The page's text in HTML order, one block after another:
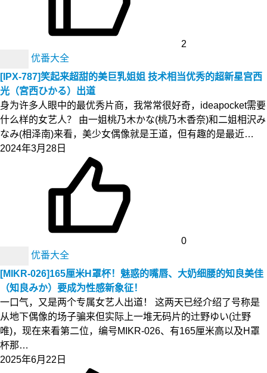
2
优番大全
[IPX-787]笑起来超甜的美巨乳姐姐 技术相当优秀的超新星宫西
光（宮西ひかる）出道
身为许多人眼中的最优秀片商，我常常很好奇，ideapocket需要
什么样的女艺人？ 由一姐桃乃木かな(桃乃木香奈)和二姐相沢み
なみ(相泽南)来看，美少女偶像就是王道，但有趣的是最近…
2024年3月28日
0
优番大全
[MIKR-026]165厘米H罩杯！魅惑的嘴唇、大奶细腰的知良美佳
（知良みか）要成为性感新象征！
一口气，又是两个专属女艺人出道！ 这两天已经介绍了号称是
从地下偶像的场子骗来但实际上一堆无码片的辻野ゆい(辻野
唯)，现在来看第二位，编号MIKR-026、有165厘米高以及H罩
杯那…
2025年6月22日